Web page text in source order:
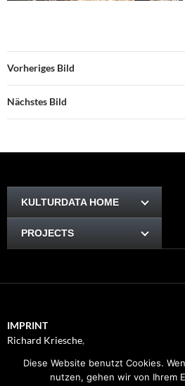
Vorheriges Bild
Nächstes Bild
KULTURDATA HOME
PROJECTS
IMPRINT
Richard Kriesche,
GrazDiese Website benutzt Cookies.
nutzen, gehen wir von Ihrem